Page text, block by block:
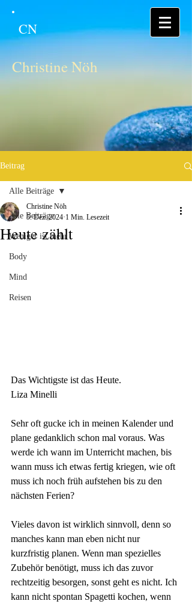
CN
Christine Nöh
Beitrag
Alle Beiträge
Weniger ist mehr
Body
Mind
Reisen
Alle Beiträge
Heute zählt
Christine Nöh
5. Dez. 2024 1 Min. Lesezeit
Das Wichtigste ist das Heute.
Liza Minelli
Sehr oft gucke ich in meinen Kalender und
plane gedanklich schon mal voraus. Was
werde ich wann im Unterricht machen, bis
wann muss ich etwas fertig kriegen, wie oft
muss ich noch früh aufstehen bis zu den
nächsten Ferien?
Vieles davon ist wirklich sinnvoll, denn so
manches kann man eben nicht nur
kurzfristig planen. Wenn man spezielles
Zubehör benötigt, muss ich das zuvor
rechtzeitig besorgen, sonst geht es nicht. Ich
kann nicht spontan Spagetti kochen, wenn